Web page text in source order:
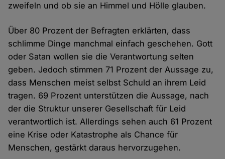
zweifeln und ob sie an Himmel und Hölle glauben.
Über 80 Prozent der Befragten erklärten, dass
schlimme Dinge manchmal einfach geschehen. Gott
oder Satan wollen sie die Verantwortung selten
geben. Jedoch stimmen 71 Prozent der Aussage zu,
dass Menschen meist selbst Schuld an ihrem Leid
tragen. 69 Prozent unterstützen die Aussage, nach
der die Struktur unserer Gesellschaft für Leid
verantwortlich ist. Allerdings sehen auch 61 Prozent
eine Krise oder Katastrophe als Chance für
Menschen, gestärkt daraus hervorzugehen.